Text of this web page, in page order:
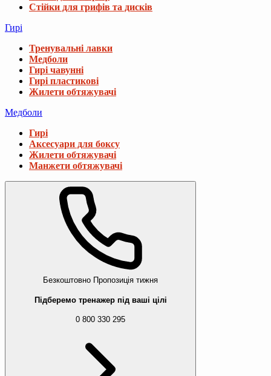
Стійки для грифів та дисків
Гирі
Тренувальні лавки
Медболи
Гирі чавунні
Гирі пластикові
Жилети обтяжувачі
Медболи
Гирі
Аксесуари для боксу
Жилети обтяжувачі
Манжети обтяжувачі
Безкоштовно Пропозиція тижня
Підберемо тренажер під ваші цілі
0 800 330 295